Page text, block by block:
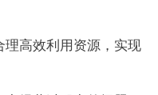
高效利用资源，实现